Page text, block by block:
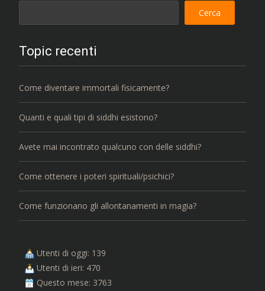
Cerca
Topic recenti
Come diventare immortali fisicamente?
Quanti e quali tipi di siddhi esistono?
Avete mai incontrato qualcuno con delle siddhi?
Come ottenere i poteri spirituali/psichici?
Come funzionano gli allontanamenti in magia?
Utenti di oggi: 139
Utenti di ieri: 470
Questo mese: 3763